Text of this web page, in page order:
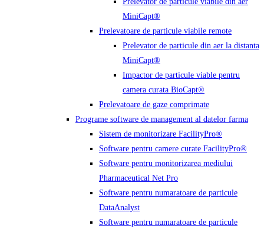
MiniCapt®
Prelevatoare de particule viabile remote
Prelevator de particule din aer la distanta
MiniCapt®
Impactor de particule viable pentru
camera curata BioCapt®
Prelevatoare de gaze comprimate
Programe software de management al datelor farma
Sistem de monitorizare FacilityPro®
Software pentru camere curate FacilityPro®
Software pentru monitorizarea mediului
Pharmaceutical Net Pro
Software pentru numaratoare de particule
DataAnalyst
Software pentru numaratoare de particule